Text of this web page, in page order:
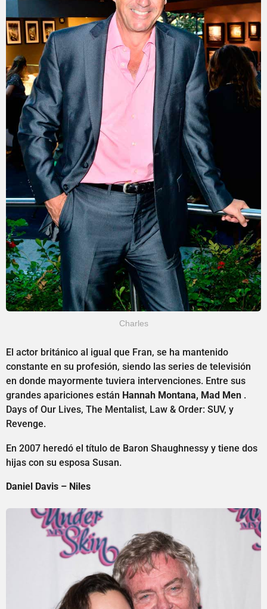
Charles
El actor británico al igual que Fran, se ha mantenido
constante en su profesión, siendo las series de televisión
en donde mayormente tuviera intervenciones. Entre sus
grandes apariciones están Hannah Montana, Mad Men .
Days of Our Lives, The Mentalist, Law & Order: SUV, y
Revenge.
En 2007 heredó el título de Baron Shaughnessy y tiene dos
hijas con su esposa Susan.
Daniel Davis – Niles